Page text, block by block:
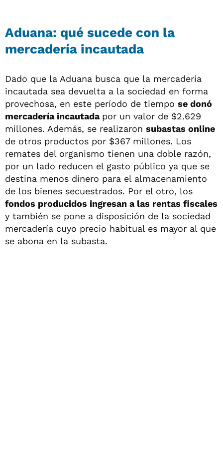
Aduana: qué sucede con la
mercadería incautada
Dado que la Aduana busca que la mercadería
incautada sea devuelta a la sociedad en forma
provechosa, en este período de tiempo se donó
mercadería incautada por un valor de $2.629
millones. Además, se realizaron subastas online
de otros productos por $367 millones. Los
remates del organismo tienen una doble razón,
por un lado reducen el gasto público ya que se
destina menos dinero para el almacenamiento
de los bienes secuestrados. Por el otro, los
fondos producidos ingresan a las rentas fiscales
y también se pone a disposición de la sociedad
mercadería cuyo precio habitual es mayor al que
se abona en la subasta.